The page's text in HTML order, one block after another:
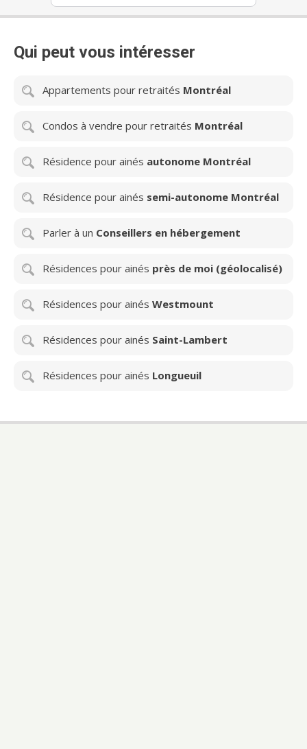
Qui peut vous intéresser
Appartements pour retraités Montréal
Condos à vendre pour retraités Montréal
Résidence pour ainés autonome Montréal
Résidence pour ainés semi-autonome Montréal
Parler à un Conseillers en hébergement
Résidences pour ainés près de moi (géolocalisé)
Résidences pour ainés Westmount
Résidences pour ainés Saint-Lambert
Résidences pour ainés Longueuil